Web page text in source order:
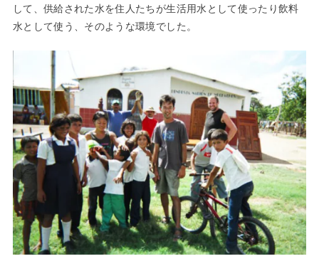
して、供給された水を住人たちが生活用水として使ったり飲料
水として使う、そのような環境でした。